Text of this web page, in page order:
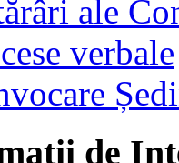
ale
verbale
de